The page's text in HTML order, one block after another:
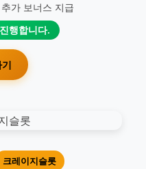
가 보너스 지급
행합니다.
크레이지슬롯